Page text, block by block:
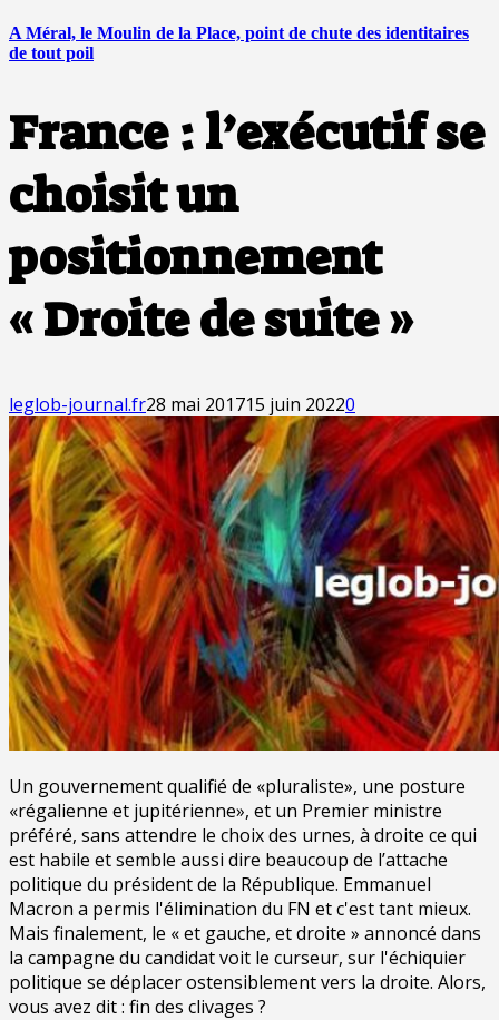
A Méral, le Moulin de la Place, point de chute des identitaires
de tout poil
France : l’exécutif se
choisit un
positionnement
« Droite de suite »
leglob-journal.fr28 mai 201715 juin 20220
Un gouvernement qualifié de «pluraliste», une posture
«régalienne et jupitérienne», et un Premier ministre
préféré, sans attendre le choix des urnes, à droite ce qui
est habile et semble aussi dire beaucoup de l’attache
politique du président de la République. Emmanuel
Macron a permis l'élimination du FN et c'est tant mieux.
Mais finalement, le « et gauche, et droite » annoncé dans
la campagne du candidat voit le curseur, sur l'échiquier
politique se déplacer ostensiblement vers la droite. Alors,
vous avez dit : fin des clivages ?